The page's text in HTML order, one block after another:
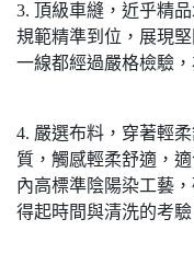
3. 頂級車縫，近乎精
規範精準到位，展現
一線都經過嚴格檢驗
4. 嚴選布料，穿著輕
質，觸感輕柔舒適，
內高標準陰陽染工藝
得起時間與清洗的考